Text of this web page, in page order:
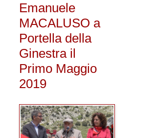
Emanuele
MACALUSO a
Portella della
Ginestra il
Primo Maggio
2019